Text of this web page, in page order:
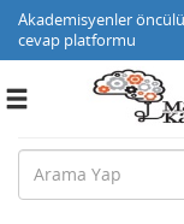
Akademisyenler
cevap platformu
Toggle